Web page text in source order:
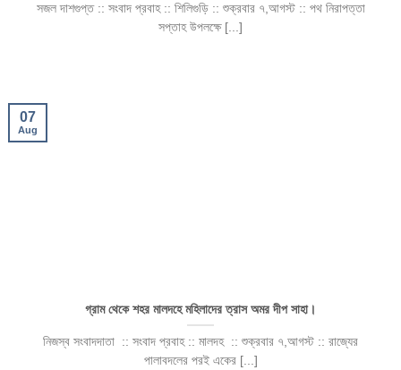
সজল দাশগুপ্ত :: সংবাদ প্রবাহ :: শিলিগুড়ি :: শুক্রবার ৭,আগস্ট :: পথ নিরাপত্তা
সপ্তাহ উপলক্ষে [...]
গ্রাম থেকে শহর মালদহে মহিলাদের ত্রাস অমর দীপ সাহা।
নিজস্ব সংবাদদাতা :: সংবাদ প্রবাহ :: মালদহ :: শুক্রবার ৭,আগস্ট :: রাজ্যের
পালাবদলের পরই একের [...]
07
Aug